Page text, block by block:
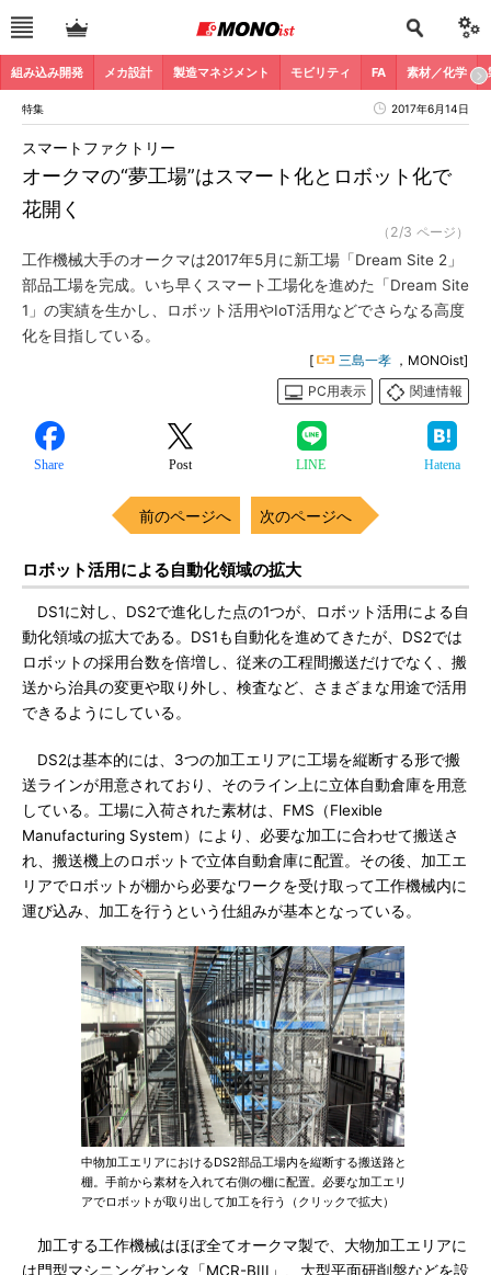
組み込み開発 メカ設計 製造マネジメント モビリティ FA 素材／化学
特集 2017年6月14日
オークマの“夢工場”はスマート化とロボット化で
花開く
スマートファクトリー
（2/3 ページ）
工作機械大手のオークマは2017年5月に新工場「Dream Site 2」
部品工場を完成。いち早くスマート工場化を進めた「Dream Site
1」の実績を生かし、ロボット活用やIoT活用などでさらなる高度
化を目指している。
[ 三島一孝 ，MONOist]
PC用表示
関連情報
Share Post LINE Hatena
前のページへ 次のページへ
ロボット活用による自動化領域の拡大
DS1に対し、DS2で進化した点の1つが、ロボット活用による自
動化領域の拡大である。DS1も自動化を進めてきたが、DS2では
ロボットの採用台数を倍増し、従来の工程間搬送だけでなく、搬
送から治具の変更や取り外し、検査など、さまざまな用途で活用
できるようにしている。
DS2は基本的には、3つの加工エリアに工場を縦断する形で搬
送ラインが用意されており、そのライン上に立体自動倉庫を用意
している。工場に入荷された素材は、FMS（Flexible
Manufacturing System）により、必要な加工に合わせて搬送さ
れ、搬送機上のロボットで立体自動倉庫に配置。その後、加工エ
リアでロボットが棚から必要なワークを受け取って工作機械内に
運び込み、加工を行うという仕組みが基本となっている。
中物加工エリアにおけるDS2部品工場内を縦断する搬送路と
棚。手前から素材を入れて右側の棚に配置。必要な加工エリ
アでロボットが取り出して加工を行う（クリックで拡大）
加工する工作機械はほぼ全てオークマ製で、大物加工エリアに
は門型マシニングセンタ「MCR-BIII」、大型平面研削盤などを設